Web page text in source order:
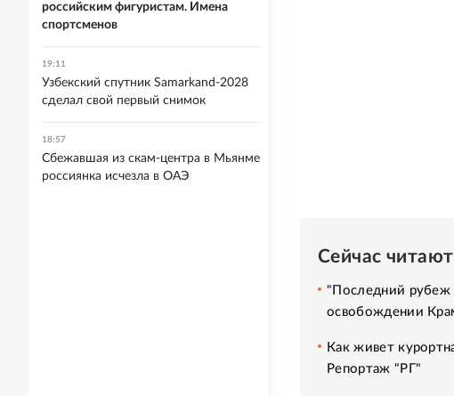
Сейчас читают
"Последний
освобождении
Как живет
Репортаж "РГ"
российским фигуристам. Имена
спортсменов
19:11
Узбекский спутник Samarkand-2028
сделал свой первый снимок
18:57
Сбежавшая из скам-центра в Мьянме
россиянка исчезла в ОАЭ